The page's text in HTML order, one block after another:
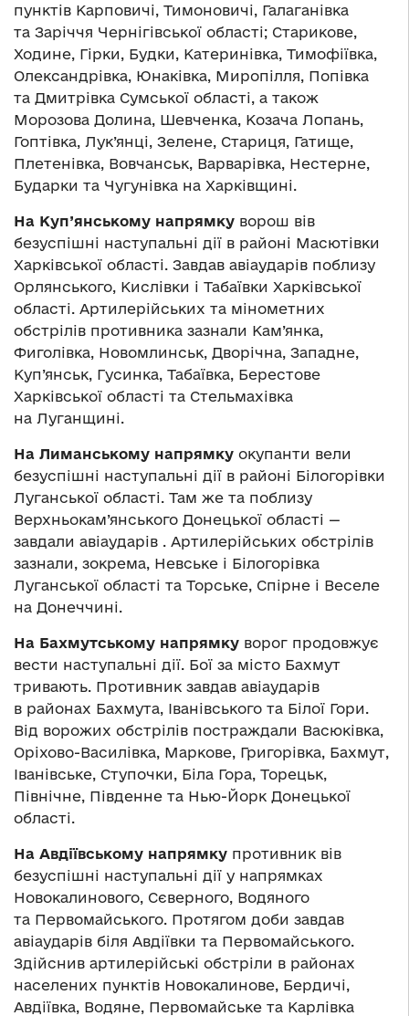
пунктів Карповичі, Тимоновичі, Галаганівка
та Заріччя Чернігівської області; Старикове,
Ходине, Гірки, Будки, Катеринівка, Тимофіївка,
Олександрівка, Юнаківка, Миропілля, Попівка
та Дмитрівка Сумської області, а також
Морозова Долина, Шевченка, Козача Лопань,
Гоптівка, Лук’янці, Зелене, Стариця, Гатище,
Плетенівка, Вовчанськ, Варварівка, Нестерне,
Бударки та Чугунівка на Харківщині.
На Куп’янському напрямку ворош вів
безуспішні наступальні дії в районі Масютівки
Харківської області. Завдав авіаударів поблизу
Орлянського, Кислівки і Табаївки Харківської
області. Артилерійських та мінометних
обстрілів противника зазнали Кам’янка,
Фиголівка, Новомлинськ, Дворічна, Западне,
Куп’янськ, Гусинка, Табаївка, Берестове
Харківської області та Стельмахівка
на Луганщині.
На Лиманському напрямку окупанти вели
безуспішні наступальні дії в районі Білогорівки
Луганської області. Там же та поблизу
Верхньокам’янського Донецької області —
завдали авіаударів . Артилерійських обстрілів
зазнали, зокрема, Невське і Білогорівка
Луганської області та Торське, Спірне і Веселе
на Донеччині.
На Бахмутському напрямку ворог продовжує
вести наступальні дії. Бої за місто Бахмут
тривають. Противник завдав авіаударів
в районах Бахмута, Іванівського та Білої Гори.
Від ворожих обстрілів постраждали Васюківка,
Оріхово-Василівка, Маркове, Григорівка, Бахмут,
Іванівське, Ступочки, Біла Гора, Торецьк,
Північне, Південне та Нью-Йорк Донецької
області.
На Авдіївському напрямку противник вів
безуспішні наступальні дії у напрямках
Новокалинового, Сєверного, Водяного
та Первомайського. Протягом доби завдав
авіаударів біля Авдіївки та Первомайського.
Здійснив артилерійські обстріли в районах
населених пунктів Новокалинове, Бердичі,
Авдіївка, Водяне, Первомайське та Карлівка